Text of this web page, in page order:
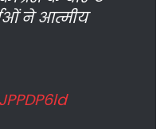
ने आत्मीय